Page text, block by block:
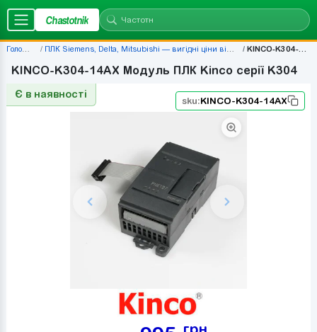
Chastotnik
Головна ПЛК Siemens, Delta, Mitsubishi — вигідні ціни від 677 грн KINCO-K304-14AX
KINCO-K304-14AX Модуль ПЛК Kinco серії K304
Є в наявності
sku:KINCO-K304-14AX
грн